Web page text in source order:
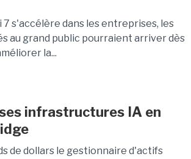
s'accélère dans les entreprises, les
au grand public pourraient arriver dès
la...
infrastructures IA en
de dollars le gestionnaire d'actifs